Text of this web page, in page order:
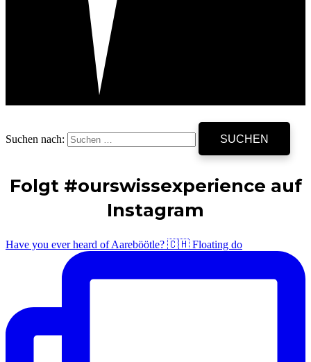
Suchen nach:
Folgt #ourswissexperience auf
Instagram
Have you ever heard of Aareböötle? 🇨🇭 Floating do